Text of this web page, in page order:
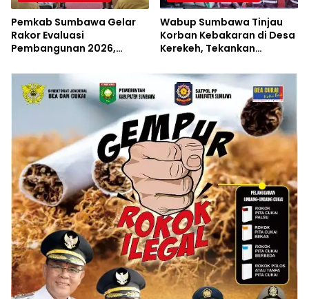
Pemkab Sumbawa Gelar
Rakor Evaluasi
Pembangunan 2026,
Perubahan Resmi
Diluncurkan
Wabup Sumbawa Tinjau
Korban Kebakaran di Desa
Kerekeh, Tekankan